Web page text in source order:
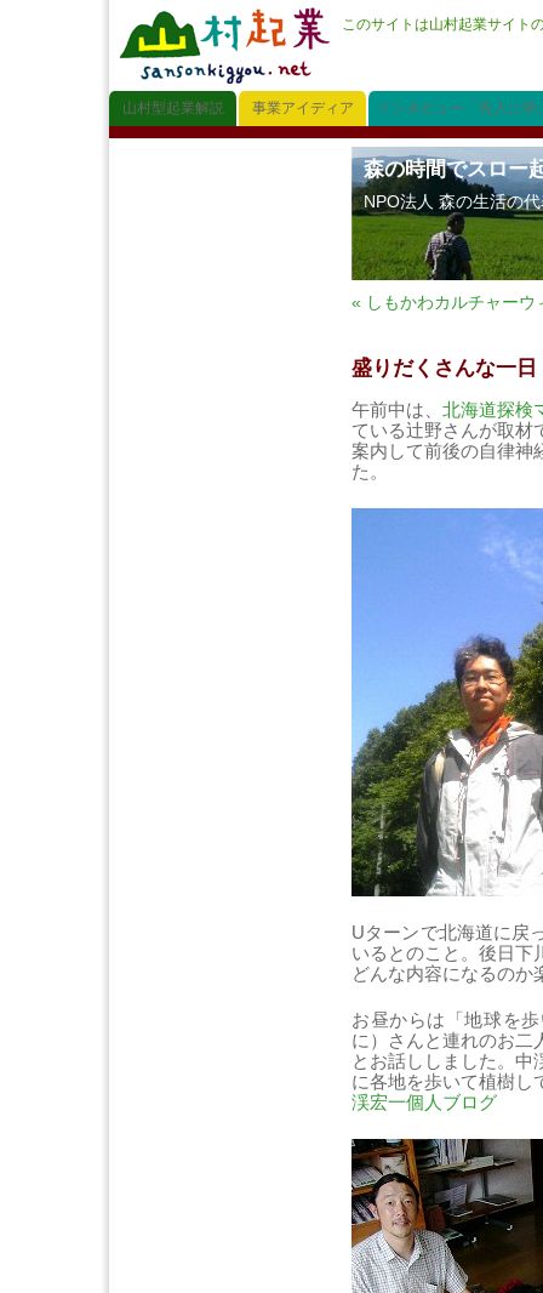
このサイトは山村起業サイト
山村型起業解説 事業アイディア インタビュー「先人に学
森の時間でスロー
NPO法人 森の生活の
« しもかわカルチャー
盛りだくさんな一日
午前中は、 北海道探検
ている辻野さんが取材
案内して前後の自律神
た。
Uターンで北海道に戻
いるとのこと。後日下
どんな内容になるのか
お昼からは「地球を
に）さんと連れのお二
とお話ししました。中
に各地を歩いて植樹
渓宏一個人ブログ